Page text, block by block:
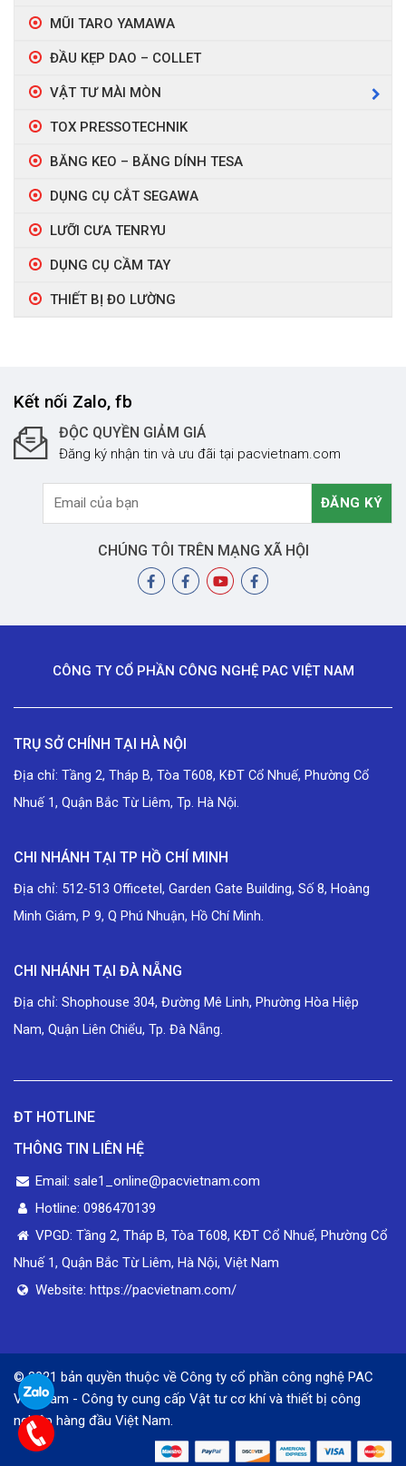
MŨI TARO YAMAWA
ĐẦU KẸP DAO – COLLET
VẬT TƯ MÀI MÒN
TOX PRESSOTECHNIK
BĂNG KEO – BĂNG DÍNH TESA
DỤNG CỤ CẮT SEGAWA
LƯỠI CƯA TENRYU
DỤNG CỤ CẦM TAY
THIẾT BỊ ĐO LƯỜNG
Kết nối Zalo, fb
ĐỘC QUYỀN GIẢM GIÁ
Đăng ký nhận tin và ưu đãi tại pacvietnam.com
CHÚNG TÔI TRÊN MẠNG XÃ HỘI
CÔNG TY CỔ PHẦN CÔNG NGHỆ PAC VIỆT NAM
TRỤ SỞ CHÍNH TẠI HÀ NỘI
Địa chỉ: Tầng 2, Tháp B, Tòa T608, KĐT Cổ Nhuế, Phường Cổ
Nhuế 1, Quận Bắc Từ Liêm, Tp. Hà Nội.
CHI NHÁNH TẠI TP HỒ CHÍ MINH
Địa chỉ: 512-513 Officetel, Garden Gate Building, Số 8, Hoàng
Minh Giám, P 9, Q Phú Nhuận, Hồ Chí Minh.
CHI NHÁNH TẠI ĐÀ NẴNG
Địa chỉ: Shophouse 304, Đường Mê Linh, Phường Hòa Hiệp
Nam, Quận Liên Chiểu, Tp. Đà Nẵng.
ĐT HOTLINE
THÔNG TIN LIÊN HỆ
Email: sale1_online@pacvietnam.com
Hotline: 0986470139
VPGD: Tầng 2, Tháp B, Tòa T608, KĐT Cổ Nhuế, Phường Cổ
Nhuế 1, Quận Bắc Từ Liêm, Hà Nội, Việt Nam
Website: https://pacvietnam.com/
© 2021 bản quyền thuộc về Công ty cổ phần công nghệ PAC
Việt Nam - Công ty cung cấp Vật tư cơ khí và thiết bị công
nghiệp hàng đầu Việt Nam.